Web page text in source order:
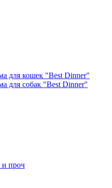
для кошек "Best Dinner"
для собак "Best Dinner"
и проч